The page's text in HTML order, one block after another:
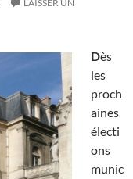
LAISSER UN
Dès
les
proch
aines
électi
ons
munic